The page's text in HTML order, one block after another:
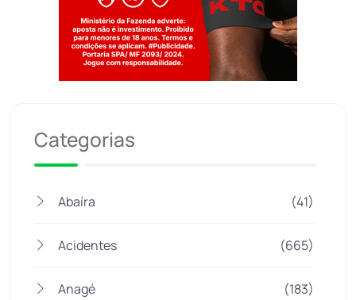
Categorias
Abaíra (41)
Acidentes (665)
Anagé (183)